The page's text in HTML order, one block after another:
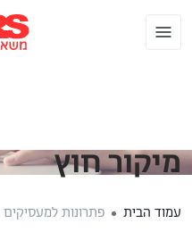
מיקור חוץ
עמוד הבית פתרונות למעסיקים